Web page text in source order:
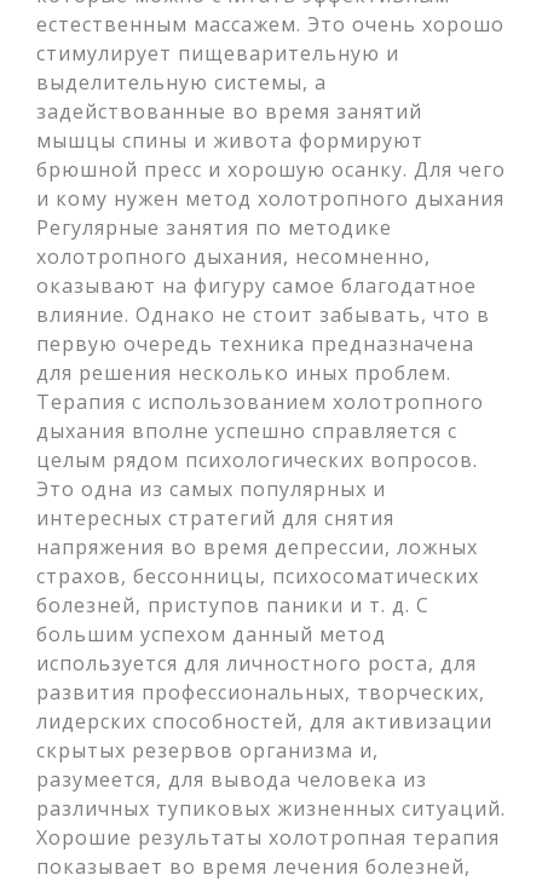
естественным массажем. Это очень хорошо
стимулирует пищеварительную и
выделительную системы, а
задействованные во время занятий
мышцы спины и живота формируют
брюшной пресс и хорошую осанку. Для чего
и кому нужен метод холотропного дыхания
Регулярные занятия по методике
холотропного дыхания, несомненно,
оказывают на фигуру самое благодатное
влияние. Однако не стоит забывать, что в
первую очередь техника предназначена
для решения несколько иных проблем.
Терапия с использованием холотропного
дыхания вполне успешно справляется с
целым рядом психологических вопросов.
Это одна из самых популярных и
интересных стратегий для снятия
напряжения во время депрессии, ложных
страхов, бессонницы, психосоматических
болезней, приступов паники и т. д. С
большим успехом данный метод
используется для личностного роста, для
развития профессиональных, творческих,
лидерских способностей, для активизации
скрытых резервов организма и,
разумеется, для вывода человека из
различных тупиковых жизненных ситуаций.
Хорошие результаты холотропная терапия
показывает во время лечения болезней,